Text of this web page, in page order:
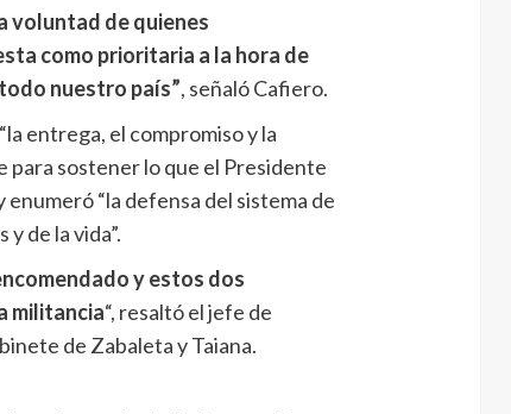
voluntad de quienes
como prioritaria a la hora de
nuestro país”, señaló Cafiero.
entrega, el compromiso y la
para sostener lo que el Presidente
“la defensa del sistema de
de la vida”.
y estos dos
militancia“, resaltó el jefe de
de Zabaleta y Taiana.